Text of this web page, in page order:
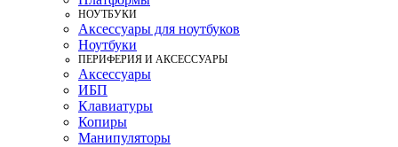
НОУТБУКИ
Аксессуары для ноутбуков
Ноутбуки
ПЕРИФЕРИЯ И АКСЕССУАРЫ
Аксессуары
ИБП
Клавиатуры
Копиры
Манипуляторы